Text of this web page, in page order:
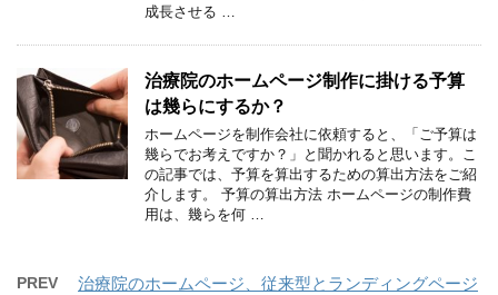
成長させる …
治療院のホームページ制作に掛ける予算
は幾らにするか？
ホームページを制作会社に依頼すると、「ご予算は
幾らでお考えですか？」と聞かれると思います。こ
の記事では、予算を算出するための算出方法をご紹
介します。 予算の算出方法 ホームページの制作費
用は、幾らを何 …
PREV
治療院のホームページ、従来型とランディングページ